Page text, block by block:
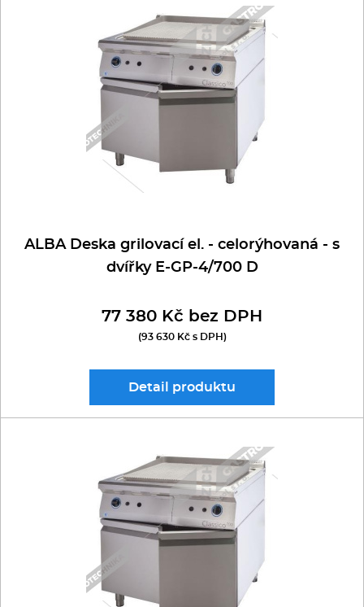
Vařiče a výrobníky těstovin
Vodní lázně
BAZAR
ALBA Deska grilovací el. - celorýhovaná - s
dvířky E-GP-4/700 D
77 380 Kč bez DPH
(93 630 Kč s DPH)
Detail produktu